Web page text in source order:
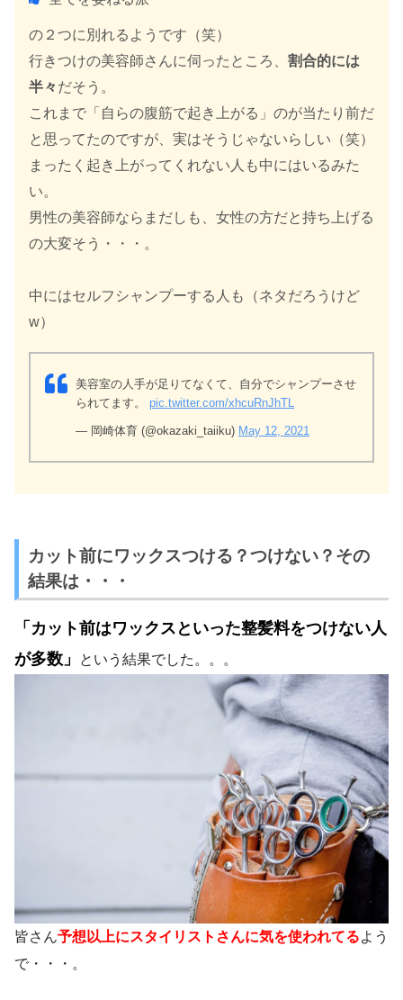
の２つに別れるようです（笑）
行きつけの美容師さんに伺ったところ、 割合的には
半々だそう。
これまで「自らの腹筋で起き上がる」のが当たり前だ
と思ってたのですが、実はそうじゃないらしい（笑）
まったく起き上がってくれない人も中にはいるみた
い。
男性の美容師ならまだしも、女性の方だと持ち上げる
の大変そう・・・。
中にはセルフシャンプーする人も（ネタだろうけど
w）
美容室の人手が足りてなくて、自分でシャンプーさせ
られてます。 pic.twitter.com/xhcuRnJhTL
— 岡崎体育 (@okazaki_taiiku) May 12, 2021
カット前にワックスつける？つけない？その
結果は・・・
「カット前はワックスといった整髪料をつけない人
が多数」
という結果でした。。。
皆さん予想以上にスタイリストさんに気を使われてるよう
で・・・。